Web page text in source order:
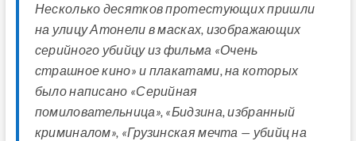
Несколько десятков протестующих пришли
на улицу Атонели в масках, изображающих
серийного убийцу из фильма «Очень
страшное кино» и плакатами, на которых
было написано «Серийная
помиловательница», «Бидзина, избранный
криминалом», «Грузинская мечта — убийц на